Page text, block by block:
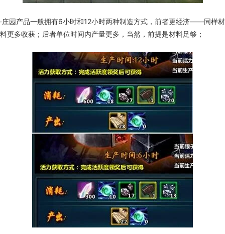
·庄园产品一般拥有6小时和12小时两种制造方式，前者更经济——同样材
料更多收获；后者单位时间内产量更多，当然，前提是材料足够；